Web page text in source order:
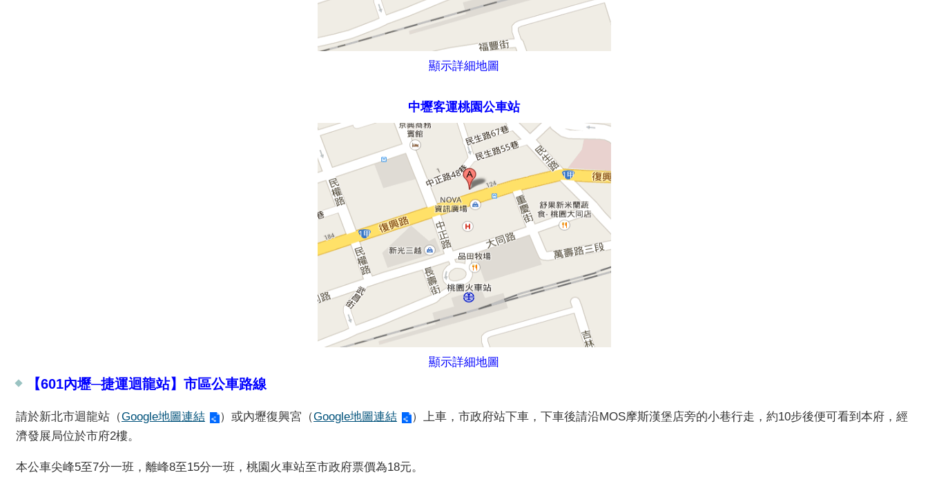
顯示詳細地圖
中壢客運桃園公車站
顯示詳細地圖
【601內壢─捷運迴龍站】市區公車路線
請於新北市迴龍站（Google地圖連結 ）或內壢復興宮（Google地圖連結
）上車，市政府站下車，下車後請沿MOS摩斯漢堡店旁的小巷行走，約10步後便可看到本府，經
濟發展局位於市府2樓。
本公車尖峰5至7分一班，離峰8至15分一班，桃園火車站至市政府票價為18元。